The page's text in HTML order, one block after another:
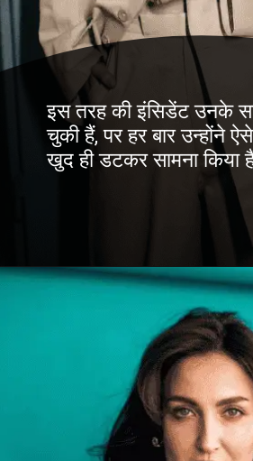
इस तरह की इंसिडेंट उनके
चुकी हैं, पर हर बार उन्होंने
खुद ही डटकर सामना किया